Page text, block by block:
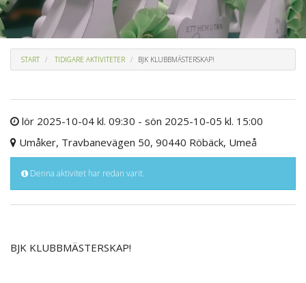
START TIDIGARE AKTIVITETER BJK KLUBBMÄSTERSKAP!
lör 2025-10-04 kl. 09:30 - sön 2025-10-05 kl. 15:00
Umåker, Travbanevägen 50, 90440 Röbäck, Umeå
Denna aktivitet har redan varit.
BJK KLUBBMÄSTERSKAP!